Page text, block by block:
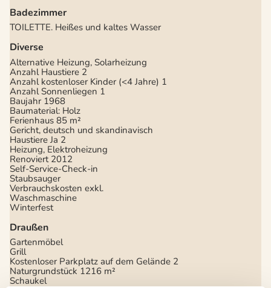
Badezimmer
TOILETTE. Heißes und kaltes Wasser
Diverse
Alternative Heizung, Solarheizung
Anzahl Haustiere 2
Anzahl kostenloser Kinder (<4 Jahre) 1
Anzahl Sonnenliegen 1
Baujahr 1968
Baumaterial: Holz
Ferienhaus 85 m²
Gericht, deutsch und skandinavisch
Haustiere Ja 2
Heizung, Elektroheizung
Renoviert 2012
Self-Service-Check-in
Staubsauger
Verbrauchskosten exkl.
Waschmaschine
Winterfest
Draußen
Gartenmöbel
Grill
Kostenloser Parkplatz auf dem Gelände 2
Naturgrundstück 1216 m²
Schaukel